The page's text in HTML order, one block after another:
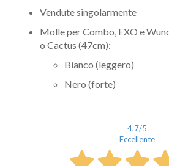
Vendute singolarmente
Molle per Combo, EXO e
o Cactus (47cm):
Bianco (leggero)
Nero (forte)
4,7/5
Eccellente